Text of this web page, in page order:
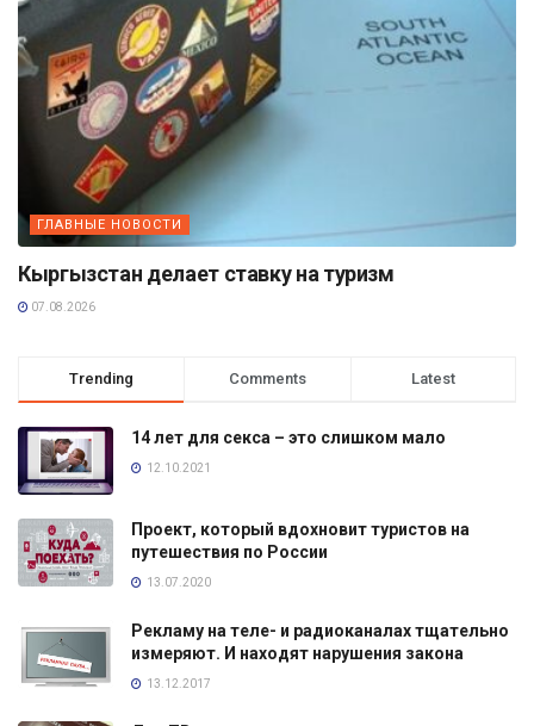
ГЛАВНЫЕ НОВОСТИ
Кыргызстан делает ставку на туризм
07.08.2026
Trending Comments Latest
14 лет для секса – это слишком мало
12.10.2021
Проект, который вдохновит туристов на
путешествия по России
13.07.2020
Рекламу на теле- и радиоканалах тщательно
измеряют. И находят нарушения закона
13.12.2017